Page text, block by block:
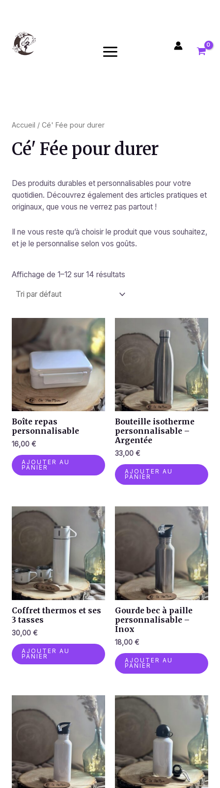
s
Accueil / Cé' Fée pour durer
Cé' Fée pour durer
Des produits durables et personnalisables pour votre
quotidien. Découvrez également des articles pratiques et
originaux, que vous ne verrez pas partout !
Il ne vous reste qu’à choisir le produit que vous souhaitez,
et je le personnalise selon vos goûts.
Affichage de 1–12 sur 14 résultats
Boîte repas
personnalisable
16,00 €
AJOUTER AU
PANIER
Bouteille isotherme
personnalisable –
Argentée
33,00 €
AJOUTER AU
PANIER
Coffret thermos et ses
3 tasses
30,00 €
AJOUTER AU
PANIER
Gourde bec à paille
personnalisable –
Inox
18,00 €
AJOUTER AU
PANIER